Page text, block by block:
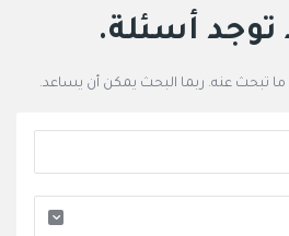
توجد أسئلة.
ما تبحث عنه. ربما البحث يمكن أن يساعد.